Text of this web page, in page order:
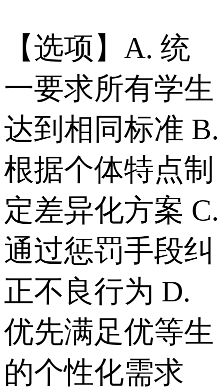
【选项】A. 统
一要求所有学生
达到相同标准 B.
根据个体特点制
定差异化方案 C.
通过惩罚手段纠
正不良行为 D.
优先满足优等生
的个性化需求